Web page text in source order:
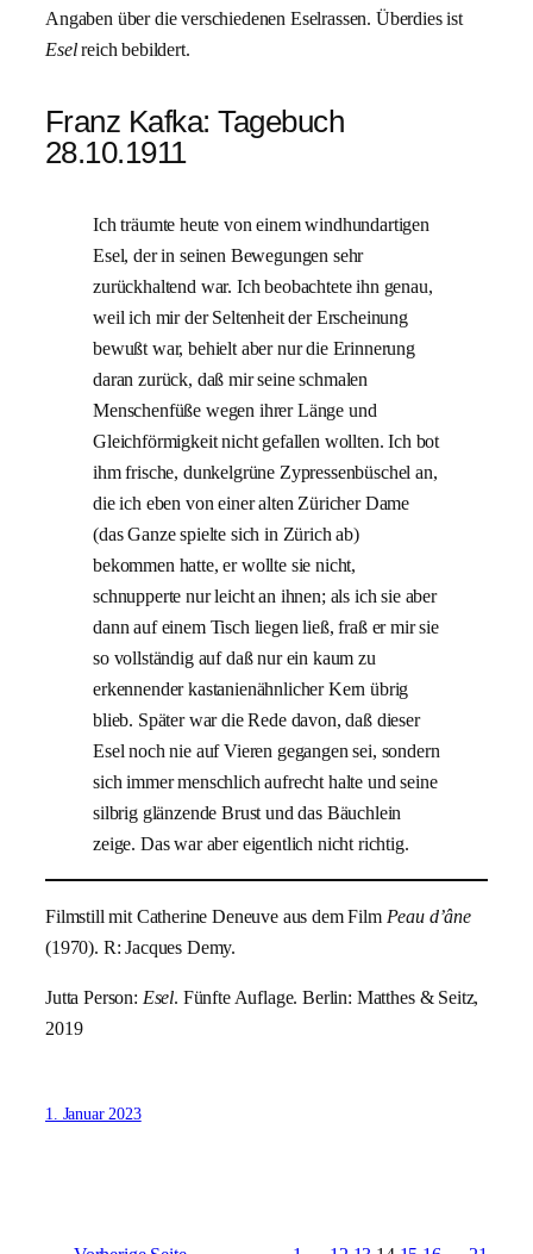
Angaben über die verschiedenen Eselrassen. Überdies ist
Eselreich bebildert.
Franz Kafka: Tagebuch
28.10.1911
Ich träumte heute von einem windhundartigen
Esel, der in seinen Bewegungen sehr
zurückhaltend war. Ich beobachtete ihn genau,
weil ich mir der Seltenheit der Erscheinung
bewußt war, behielt aber nur die Erinnerung
daran zurück, daß mir seine schmalen
Menschenfüße wegen ihrer Länge und
Gleichförmigkeit nicht gefallen wollten. Ich bot
ihm frische, dunkelgrüne Zypressenbüschel an,
die ich eben von einer alten Züricher Dame
(das Ganze spielte sich in Zürich ab)
bekommen hatte, er wollte sie nicht,
schnupperte nur leicht an ihnen; als ich sie aber
dann auf einem Tisch liegen ließ, fraß er mir sie
so vollständig auf daß nur ein kaum zu
erkennender kastanienähnlicher Kern übrig
blieb. Später war die Rede davon, daß dieser
Esel noch nie auf Vieren gegangen sei, sondern
sich immer menschlich aufrecht halte und seine
silbrig glänzende Brust und das Bäuchlein
zeige. Das war aber eigentlich nicht richtig.
Filmstill mit Catherine Deneuve aus dem Film Peau d’âne
(1970). R: Jacques Demy.
Jutta Person: Esel. Fünfte Auflage. Berlin: Matthes & Seitz,
2019
1. Januar 2023